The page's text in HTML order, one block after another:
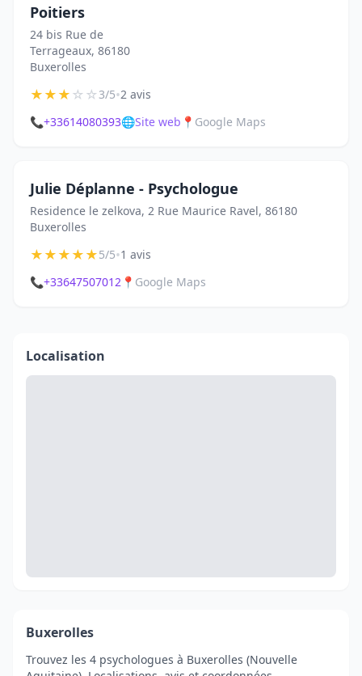
Poitiers
24 bis Rue de
Terrageaux, 86180
Buxerolles
★★★☆☆3/5•2 avis
📞+33614080393🌐Site web 📍 Google Maps
Julie Déplanne - Psychologue
Residence le zelkova, 2 Rue Maurice Ravel, 86180
Buxerolles
★★★★★5/5•1 avis
📞+33647507012 📍 Google Maps
Localisation
Buxerolles
Trouvez les 4 psychologues à Buxerolles (Nouvelle